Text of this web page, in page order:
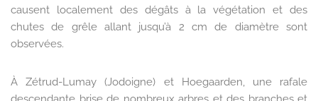
causent localement des dégâts à la végétation et des
chutes de grêle allant jusqu’à 2 cm de diamètre sont
observées.
À Zétrud-Lumay (Jodoigne) et Hoegaarden, une rafale